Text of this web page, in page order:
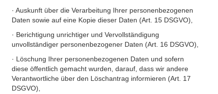
· Auskunft über die Verarbeitung Ihrer personenbezogenen
Daten sowie auf eine Kopie dieser Daten (Art. 15 DSGVO),
· Berichtigung unrichtiger und Vervollständigung
unvollständiger personenbezogener Daten (Art. 16 DSGVO),
· Löschung Ihrer personenbezogenen Daten und sofern
diese öffentlich gemacht wurden, darauf, dass wir andere
Verantwortliche über den Löschantrag informieren (Art. 17
DSGVO),